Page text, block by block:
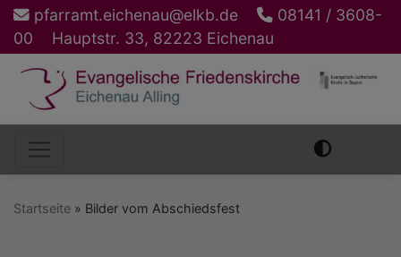
Direkt
zum
Inhalt
pfarramt.eichenau@elkb.de
08141 / 3608-
00
Hauptstr. 33, 82223 Eichenau
Hauptnavigation
Startseite Bilder vom Abschiedsfest